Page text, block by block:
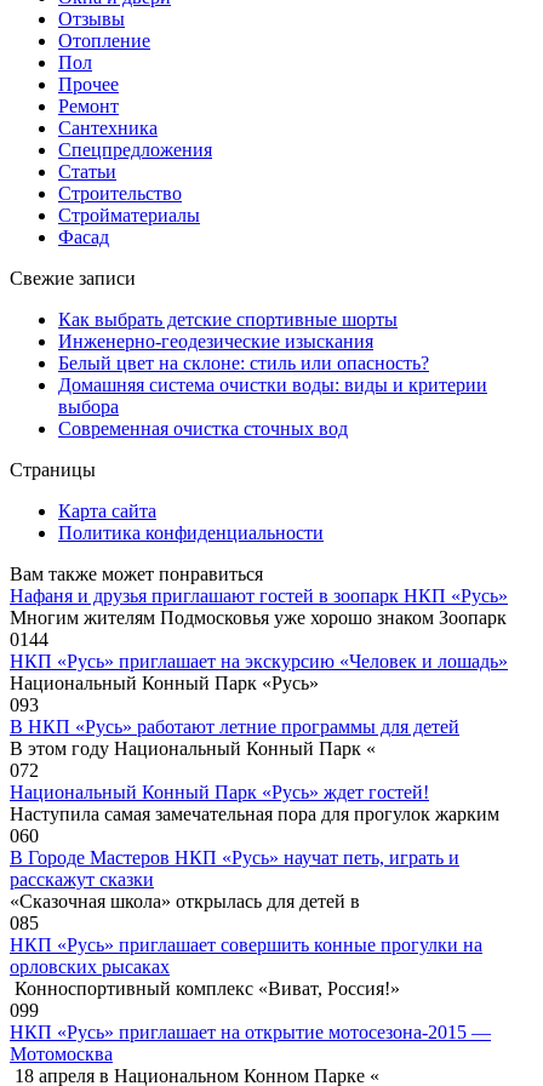
Отзывы
Отопление
Пол
Прочее
Ремонт
Сантехника
Спецпредложения
Статьи
Строительство
Стройматериалы
Фасад
Свежие записи
Как выбрать детские спортивные шорты
Инженерно-геодезические изыскания
Белый цвет на склоне: стиль или опасность?
Домашняя система очистки воды: виды и критерии
выбора
Современная очистка сточных вод
Страницы
Карта сайта
Политика конфиденциальности
Вам также может понравиться
Нафаня и друзья приглашают гостей в зоопарк НКП «Русь»
Многим жителям Подмосковья уже хорошо знаком Зоопарк
0144
НКП «Русь» приглашает на экскурсию «Человек и лошадь»
Национальный Конный Парк «Русь»
093
В НКП «Русь» работают летние программы для детей
В этом году Национальный Конный Парк «
072
Национальный Конный Парк «Русь» ждет гостей!
Наступила самая замечательная пора для прогулок жарким
060
В Городе Мастеров НКП «Русь» научат петь, играть и
расскажут сказки
«Сказочная школа» открылась для детей в
085
НКП «Русь» приглашает совершить конные прогулки на
орловских рысаках
Конноспортивный комплекс «Виват, Россия!»
099
НКП «Русь» приглашает на открытие мотосезона-2015 —
Мотомосква
18 апреля в Национальном Конном Парке «